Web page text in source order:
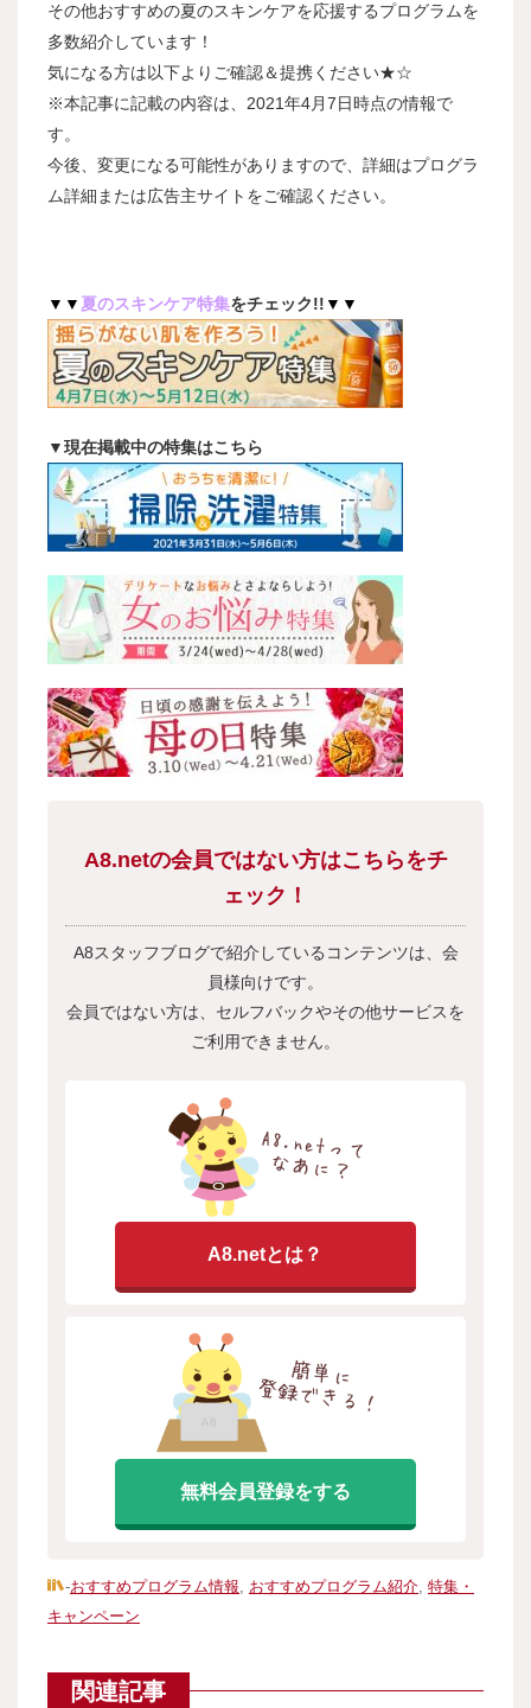
その他おすすめの夏のスキンケアを応援するプログラムを
多数紹介しています！
気になる方は以下よりご確認＆提携ください★☆
※本記事に記載の内容は、2021年4月7日時点の情報で
す。
今後、変更になる可能性がありますので、詳細はプログラ
ム詳細または広告主サイトをご確認ください。
▼▼ 夏のスキンケア特集をチェック!! ▼▼
▼現在掲載中の特集はこちら
A8.netの会員ではない方はこちらをチ
ェック！
A8スタッフブログで紹介しているコンテンツは、会
員様向けです。
会員ではない方は、セルフバックやその他サービスを
ご利用できません。
A8.netとは？
無料会員登録をする
-おすすめプログラム情報 おすすめプログラム紹介 特集・
キャンペーン
関連記事